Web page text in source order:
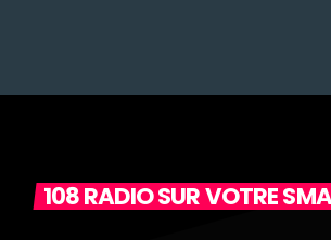
108 RADIO SUR VOTRE